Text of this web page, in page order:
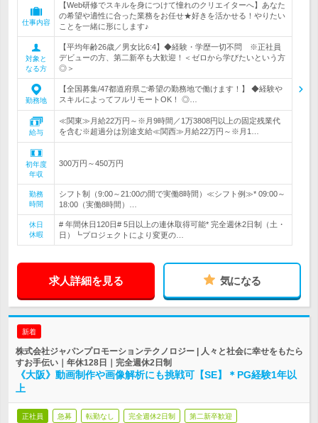
仕事内容
【Web研修でスキルを身につけて憧れのクリエイターへ】あなた
の希望や適性に合った業務をお任せ★好きを活かせる！やりたい
ことを一緒に形にします♪
対象と
なる方
【平均年齢26歳／男女比6:4】◆経験・学歴一切不問 ※正社員
デビューの方、第二新卒も大歓迎！＜ゼロから学びたいという方
◎＞
勤務地
【全国募集/47都道府県ご希望の勤務地で働けます！】 ◆経験や
スキルによってフルリモートOK！ ◎…
給与
≪関東≫月給22万円～※月9時間／1万3808円以上の固定残業代
を含む※超過分は別途支給≪関西≫月給22万円～※月1…
初年度
年収
300万円～450万円
勤務
時間
シフト制（9:00～21:00の間で実働8時間）≪シフト例≫* 09:00～
18:00（実働8時間）…
休日
休暇
# 年間休日120日# 5日以上の連休取得可能* 完全週休2日制（土・
日）┗プロジェクトにより変更の…
求人詳細を見る 気になる
新着
株式会社ジャパンプロモーションテクノロジー | 人々と社会に幸せをもたら
すお手伝い｜年休128日｜完全週休2日制
《大阪》動画制作や画像解析にも挑戦可【SE】＊PG経験1年以
上
正社員 急募 転勤なし 完全週休2日制 第二新卒歓迎